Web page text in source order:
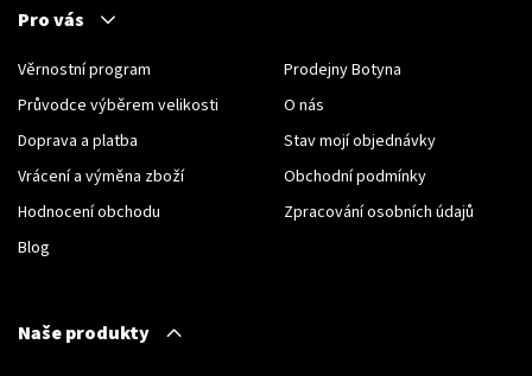
Pro vás
Věrnostní program
Průvodce výběrem velikosti
Doprava a platba
Vrácení a výměna zboží
Hodnocení obchodu
Blog
Prodejny Botyna
O nás
Stav mojí objednávky
Obchodní podmínky
Zpracování osobních údajů
Naše produkty